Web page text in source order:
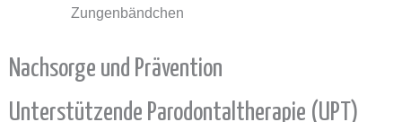
Zungenbändchen
Nachsorge und Prävention
Unterstützende Parodontaltherapie (UPT)